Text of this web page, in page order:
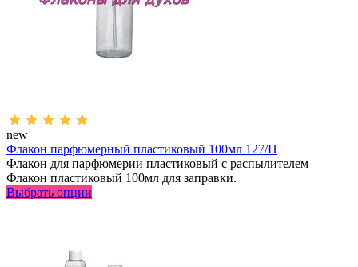
new
Флакон парфюмерный пластиковый 100мл 127/П
Флакон для парфюмерии пластиковый с распылителем
Флакон пластиковый 100мл для заправки.
Выбрать опции